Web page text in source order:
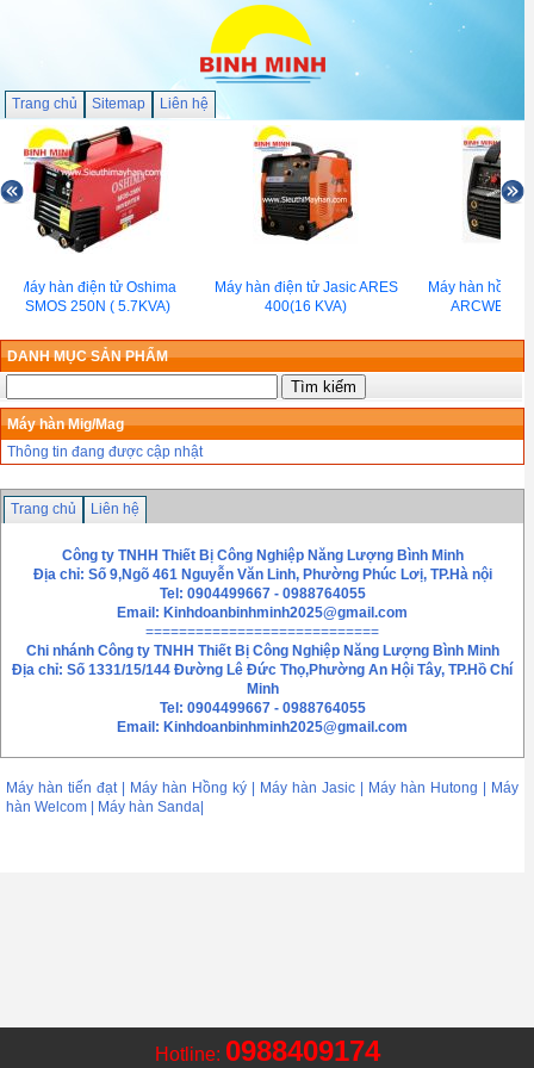
Trang chủ Sitemap Liên hệ
Máy hàn điện tử Oshima
SMOS 250N ( 5.7KVA)
Máy hàn điện tử Jasic ARES
400(16 KVA)
Máy hàn hồ
ARCWELD
DANH MỤC SẢN PHẨM
Máy hàn Mig/Mag
Thông tin đang được cập nhật
0988409174
Trang chủ Liên hệ
Công ty TNHH Thiết Bị Công Nghiệp Năng Lượng Bình Minh
Địa chỉ: Số 9,Ngõ 461 Nguyễn Văn Linh, Phường Phúc Lơị, TP.Hà nội
Tel: 0904499667 - 0988764055
Email: Kinhdoanbinhminh2025@gmail.com
============================
Chi nhánh Công ty TNHH Thiết Bị Công Nghiệp Năng Lượng Bình Minh
Địa chỉ: Số 1331/15/144 Đường Lê Đức Thọ,Phường An Hội Tây, TP.Hồ Chí
Minh
Tel: 0904499667 - 0988764055
Email: Kinhdoanbinhminh2025@gmail.com
Máy hàn tiến đạt | Máy hàn Hồng ký | Máy hàn Jasic | Máy hàn Hutong | Máy
hàn Welcom | Máy hàn Sanda|